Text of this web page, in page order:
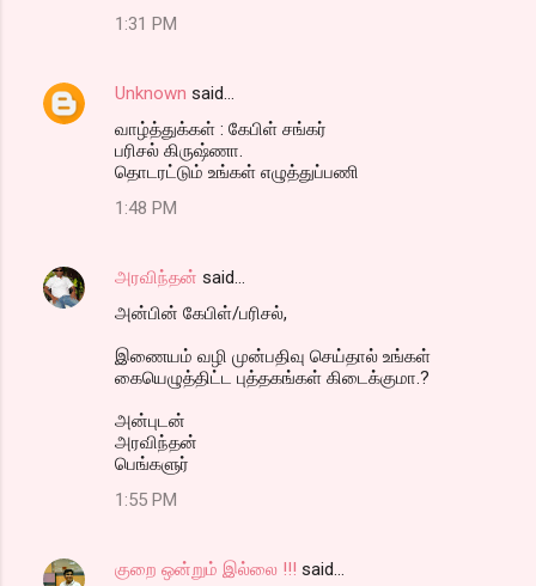
1:31 PM
Unknown said…
வாழ்த்துக்கள் : கேபிள் சங்கர்
பரிசல் கிருஷ்ணா.
தொடரட்டும் உங்கள் எழுத்துப்பணி
1:48 PM
அரவிந்தன் said…
அன்பின் கேபிள்/பரிசல்,
இணையம் வழி முன்பதிவு செய்தால் உங்கள்
கையெழுத்திட்ட புத்தகங்கள் கிடைக்குமா.?
அன்புடன்
அரவிந்தன்
பெங்களுர்
1:55 PM
குறை ஒன்றும் இல்லை !!! said…